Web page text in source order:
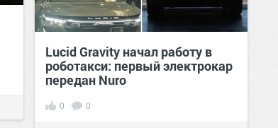
Lucid Gravity начал работу в
роботакси: первый электрокар
передан Nuro
0 0